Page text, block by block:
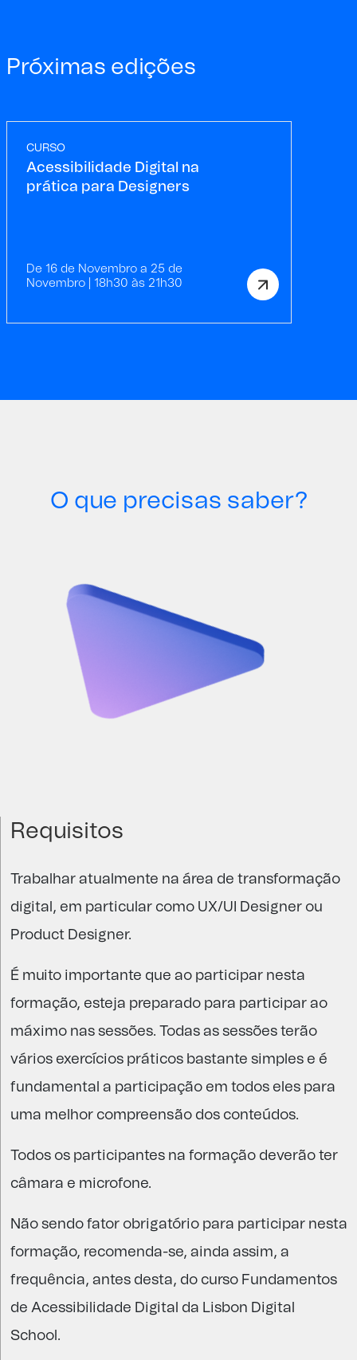
Próximas edições
CURSO
Acessibilidade Digital na
prática para Designers
De 16 de Novembro a 25 de
Novembro | 18h30 às 21h30
O que precisas saber?
Requisitos
Trabalhar atualmente na área de transformação
digital, em particular como UX/UI Designer ou
Product Designer.
É muito importante que ao participar nesta
formação, esteja preparado para participar ao
máximo nas sessões. Todas as sessões terão
vários exercícios práticos bastante simples e é
fundamental a participação em todos eles para
uma melhor compreensão dos conteúdos.
Todos os participantes na formação deverão ter
câmara e microfone.
Não sendo fator obrigatório para participar nesta
formação, recomenda-se, ainda assim, a
frequência, antes desta, do curso Fundamentos
de Acessibilidade Digital da Lisbon Digital
School.